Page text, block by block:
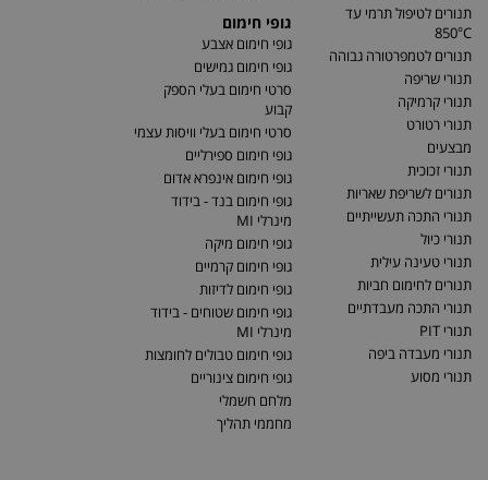
תנורים לטיפול תרמי עד
850°C
תנורים לטמפרטורה גבוהה
תנורי שריפה
תנורי קרמיקה
תנורי רטורט
מבצעים
תנורי זכוכית
תנורים לשריפת שאריות
תנורי התכה תעשייתיים
תנורי כיול
תנורי טעינה עילית
תנורים לחימום חביות
תנורי התכה מעבדתיים
תנורי PIT
תנורי מעבדה ביפה
תנורי מסוע
גופי חימום
גופי חימום אצבע
גופי חימום גמישים
סרטי חימום בעלי הספק
קבוע
סרטי חימום בעלי וויסות עצמי
גופי חימום ספירליים
גופי חימום אינפרא אדום
גופי חימום בנד - בידוד
מינרלי MI
גופי חימום מיקה
גופי חימום קרמיים
גופי חימום לדיזות
גופי חימום שטוחים - בידוד
מינרלי MI
גופי חימום טבולים לחומצות
גופי חימום צינוריים
מלחם חשמלי
מחממי תהליך